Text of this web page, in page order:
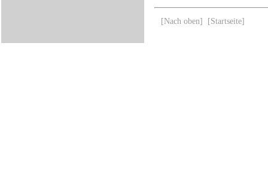
[Nach oben] [Startseite]